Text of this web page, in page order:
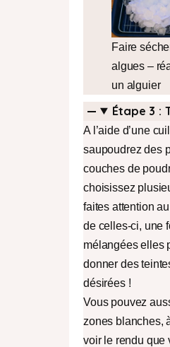
Faire
algues –
un alguier
Étape 3 :
A l’aide d’une
saupoudrez des
couches de
choisissez
faites attention
de celles-ci, une
mélangées elles
donner des
désirées !
Vous pouvez
zones blanches,
voir le rendu que